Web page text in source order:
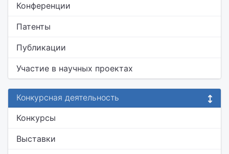
Конференции
Патенты
Публикации
Участие в научных проектах
Конкурсная деятельность
Конкурсы
Выставки